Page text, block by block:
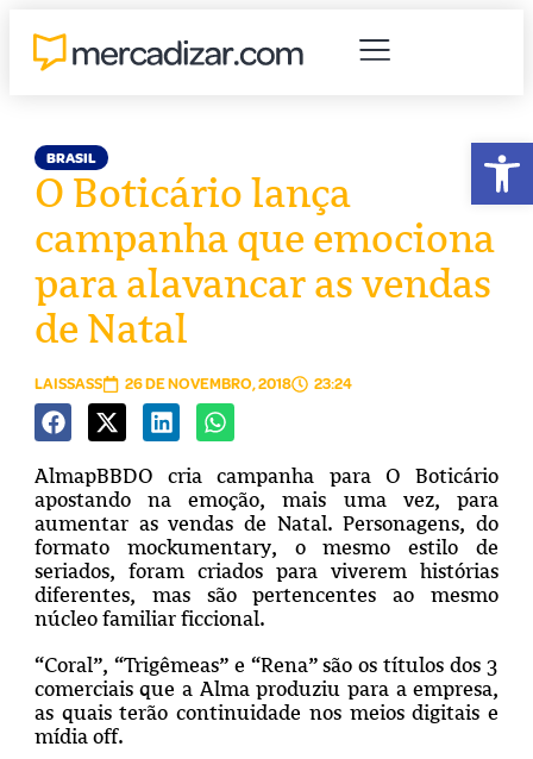
BRASIL
O Boticário lança
campanha que emociona
para alavancar as vendas
de Natal
LAISSASS 26 DE NOVEMBRO, 2018 23:24
AlmapBBDO cria campanha para O Boticário
apostando na emoção, mais uma vez, para
aumentar as vendas de Natal. Personagens, do
formato mockumentary, o mesmo estilo de
seriados, foram criados para viverem histórias
diferentes, mas são pertencentes ao mesmo
núcleo familiar ficcional.
“Coral”, “Trigêmeas” e “Rena” são os títulos dos 3
comerciais que a Alma produziu para a empresa,
as quais terão continuidade nos meios digitais e
mídia off.